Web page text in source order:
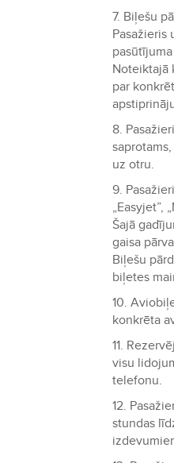
7. Biļešu
Noteiktajā
par
8.
uz otru.
9.
„Easyjet”,
Šajā
gaisa
Biļešu
biļetes
10.
konkrēta
11.
visu
telefonu.
12.
stundas